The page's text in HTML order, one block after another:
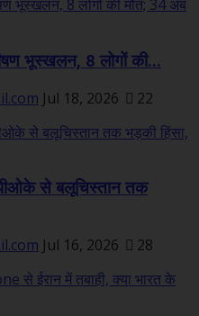
भूस्खलन, 8 लोगों की...
Jul 18, 2026 22
से बलूचिस्तान तक
Jul 16, 2026 28